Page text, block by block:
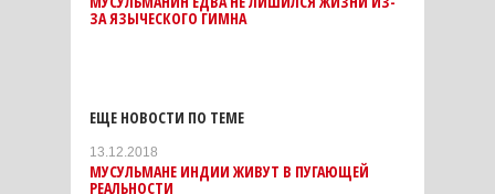
ЗА ЯЗЫЧЕСКОГО ГИМНА
ЕЩЕ НОВОСТИ ПО ТЕМЕ
13.12.2018
МУСУЛЬМАНЕ ИНДИИ ЖИВУТ В ПУГАЮЩЕЙ
РЕАЛЬНОСТИ